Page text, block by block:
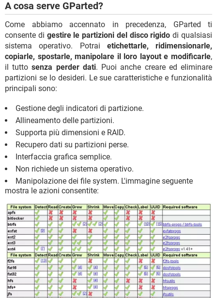
A cosa serve GParted?
Come abbiamo accennato in precedenza, GParted ti
consente di gestire le partizioni del disco rigido di qualsiasi
sistema operativo. Potrai etichettarle, ridimensionarle,
copiarle, spostarle, manipolare il loro layout e modificarle,
il tuttosenza perder dati. Puoi anche creare ed eliminare
partizioni se lo desideri. Le sue caratteristiche e funzionalità
principali sono:
Gestione degli indicatori di partizione.
Allineamento delle partizioni.
Supporta più dimensioni e RAID.
Recupero dati su partizioni perse.
Interfaccia grafica semplice.
Non richiede un sistema operativo.
Manipolazione dei file system. L'immagine seguente
mostra le azioni consentite: